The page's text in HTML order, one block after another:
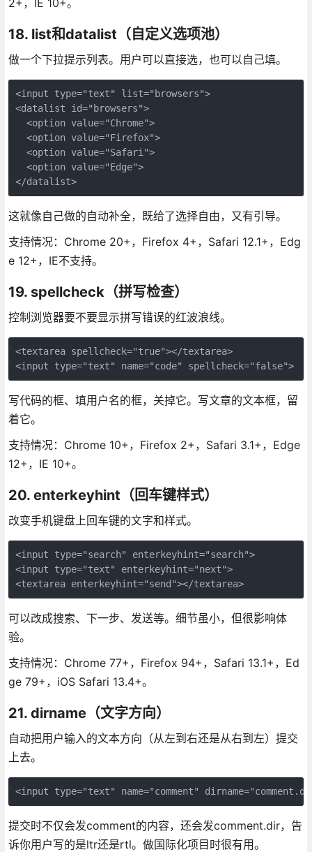
18. list和datalist（自定义选项池）
做一个下拉提示列表。用户可以直接选，也可以自己填。
<input type="text" list="browsers">
<datalist id="browsers">
  <option value="Chrome">
  <option value="Firefox">
  <option value="Safari">
  <option value="Edge">
</datalist>
这就像自己做的自动补全，既给了选择自由，又有引导。
支持情况：Chrome 20+，Firefox 4+，Safari 12.1+，Edg
e 12+，IE不支持。
19. spellcheck（拼写检查）
控制浏览器要不要显示拼写错误的红波浪线。
<textarea spellcheck="true"></textarea>
<input type="text" name="code" spellcheck="false">
写代码的框、填用户名的框，关掉它。写文章的文本框，留
着它。
支持情况：Chrome 10+，Firefox 2+，Safari 3.1+，Edge
12+，IE 10+。
20. enterkeyhint（回车键样式）
改变手机键盘上回车键的文字和样式。
<input type="search" enterkeyhint="search">
<input type="text" enterkeyhint="next">
<textarea enterkeyhint="send"></textarea>
可以改成搜索、下一步、发送等。细节虽小，但很影响体
验。
支持情况：Chrome 77+，Firefox 94+，Safari 13.1+，Ed
ge 79+，iOS Safari 13.4+。
21. dirname（文字方向）
自动把用户输入的文本方向（从左到右还是从右到左）提交
上去。
<input type="text" name="comment"
提交时不仅会发comment的内容，还会发comment.dir，告
诉你用户写的是ltr还是rtl。做国际化项目时很有用。